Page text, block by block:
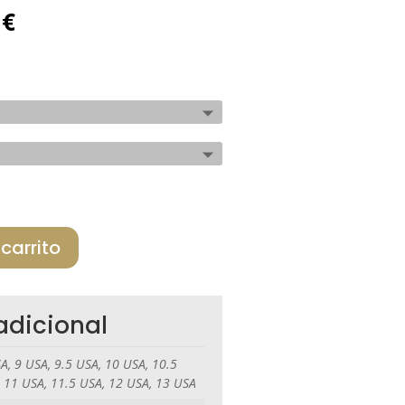
€El
precio
143,40 €.
9 USA, 9.5 USA, 10 USA, 10.5
11 USA, 11.5 USA, 12 USA, 13 USA